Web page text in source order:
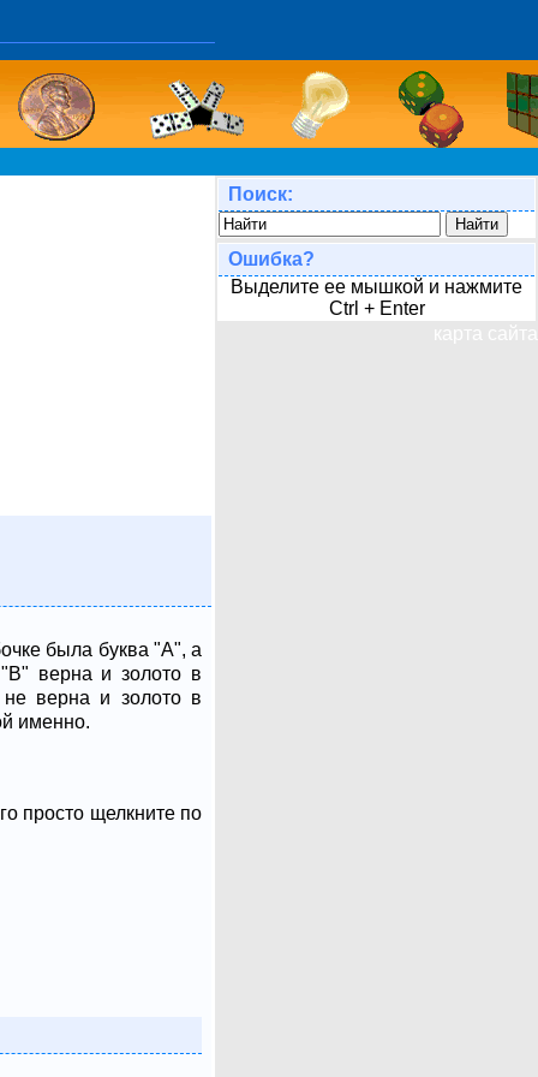
была буква "А", а
верна и золото в
верна и золото в
именно.
просто щелкните по
Поиск:
Ошибка?
Выделите ее мышкой и нажмите
Ctrl + Enter